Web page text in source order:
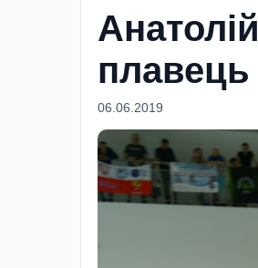
плавець
06.06.2019